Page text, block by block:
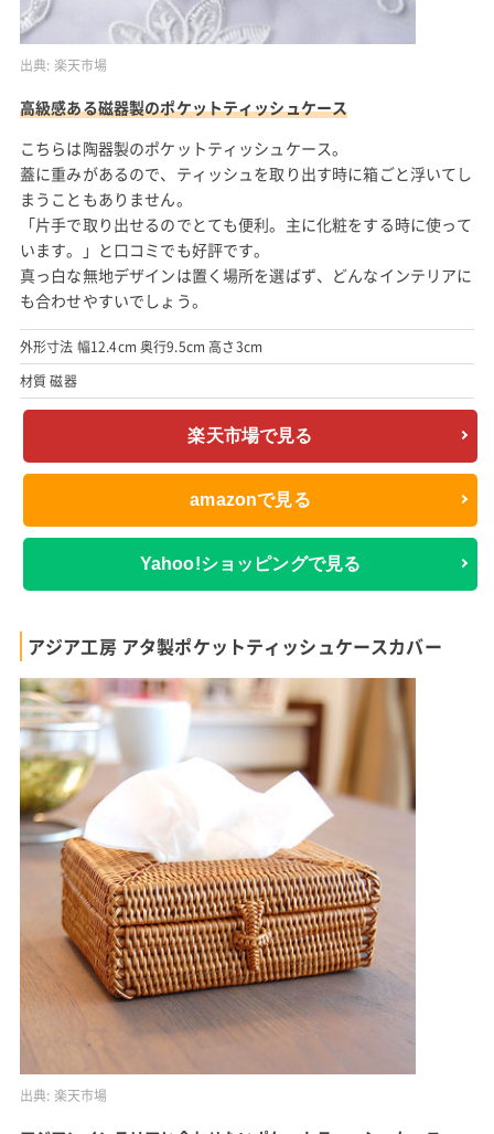
出典: 楽天市場
高級感ある磁器製のポケットティッシュケース
こちらは陶器製のポケットティッシュケース。
蓋に重みがあるので、ティッシュを取り出す時に箱ごと浮いてし
まうこともありません。
「片手で取り出せるのでとても便利。主に化粧をする時に使って
います。」と口コミでも好評です。
真っ白な無地デザインは置く場所を選ばず、どんなインテリアに
も合わせやすいでしょう。
外形寸法 幅12.4cm 奥行9.5cm 高さ3cm
材質 磁器
楽天市場で見る
amazonで見る
Yahoo!ショッピングで見る
アジア工房 アタ製ポケットティッシュケースカバー
出典: 楽天市場